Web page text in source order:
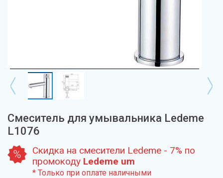
Смеситель для умывальника Ledeme
L1076
Скидка на смесители Ledeme - 7% по
промокоду Ledeme um
* Только при оплате наличными